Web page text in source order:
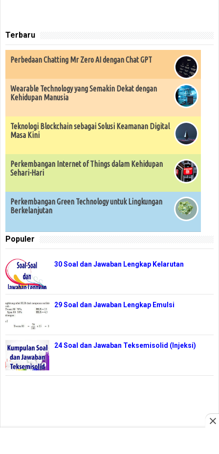
Terbaru
Perbedaan Chatting Mr Zero AI dengan Chat GPT
Wearable Technology yang Semakin Dekat dengan
Kehidupan Manusia
Teknologi Blockchain sebagai Solusi Keamanan Digital
Masa Kini
Perkembangan Internet of Things dalam Kehidupan
Sehari-Hari
Perkembangan Green Technology untuk Lingkungan
Berkelanjutan
Populer
30 Soal dan Jawaban Lengkap Kelarutan
29 Soal dan Jawaban Lengkap Emulsi
24 Soal dan Jawaban Teksemisolid (Injeksi)